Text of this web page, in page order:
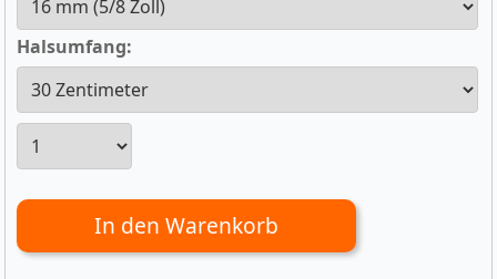
Halsumfang:
In den Warenkorb